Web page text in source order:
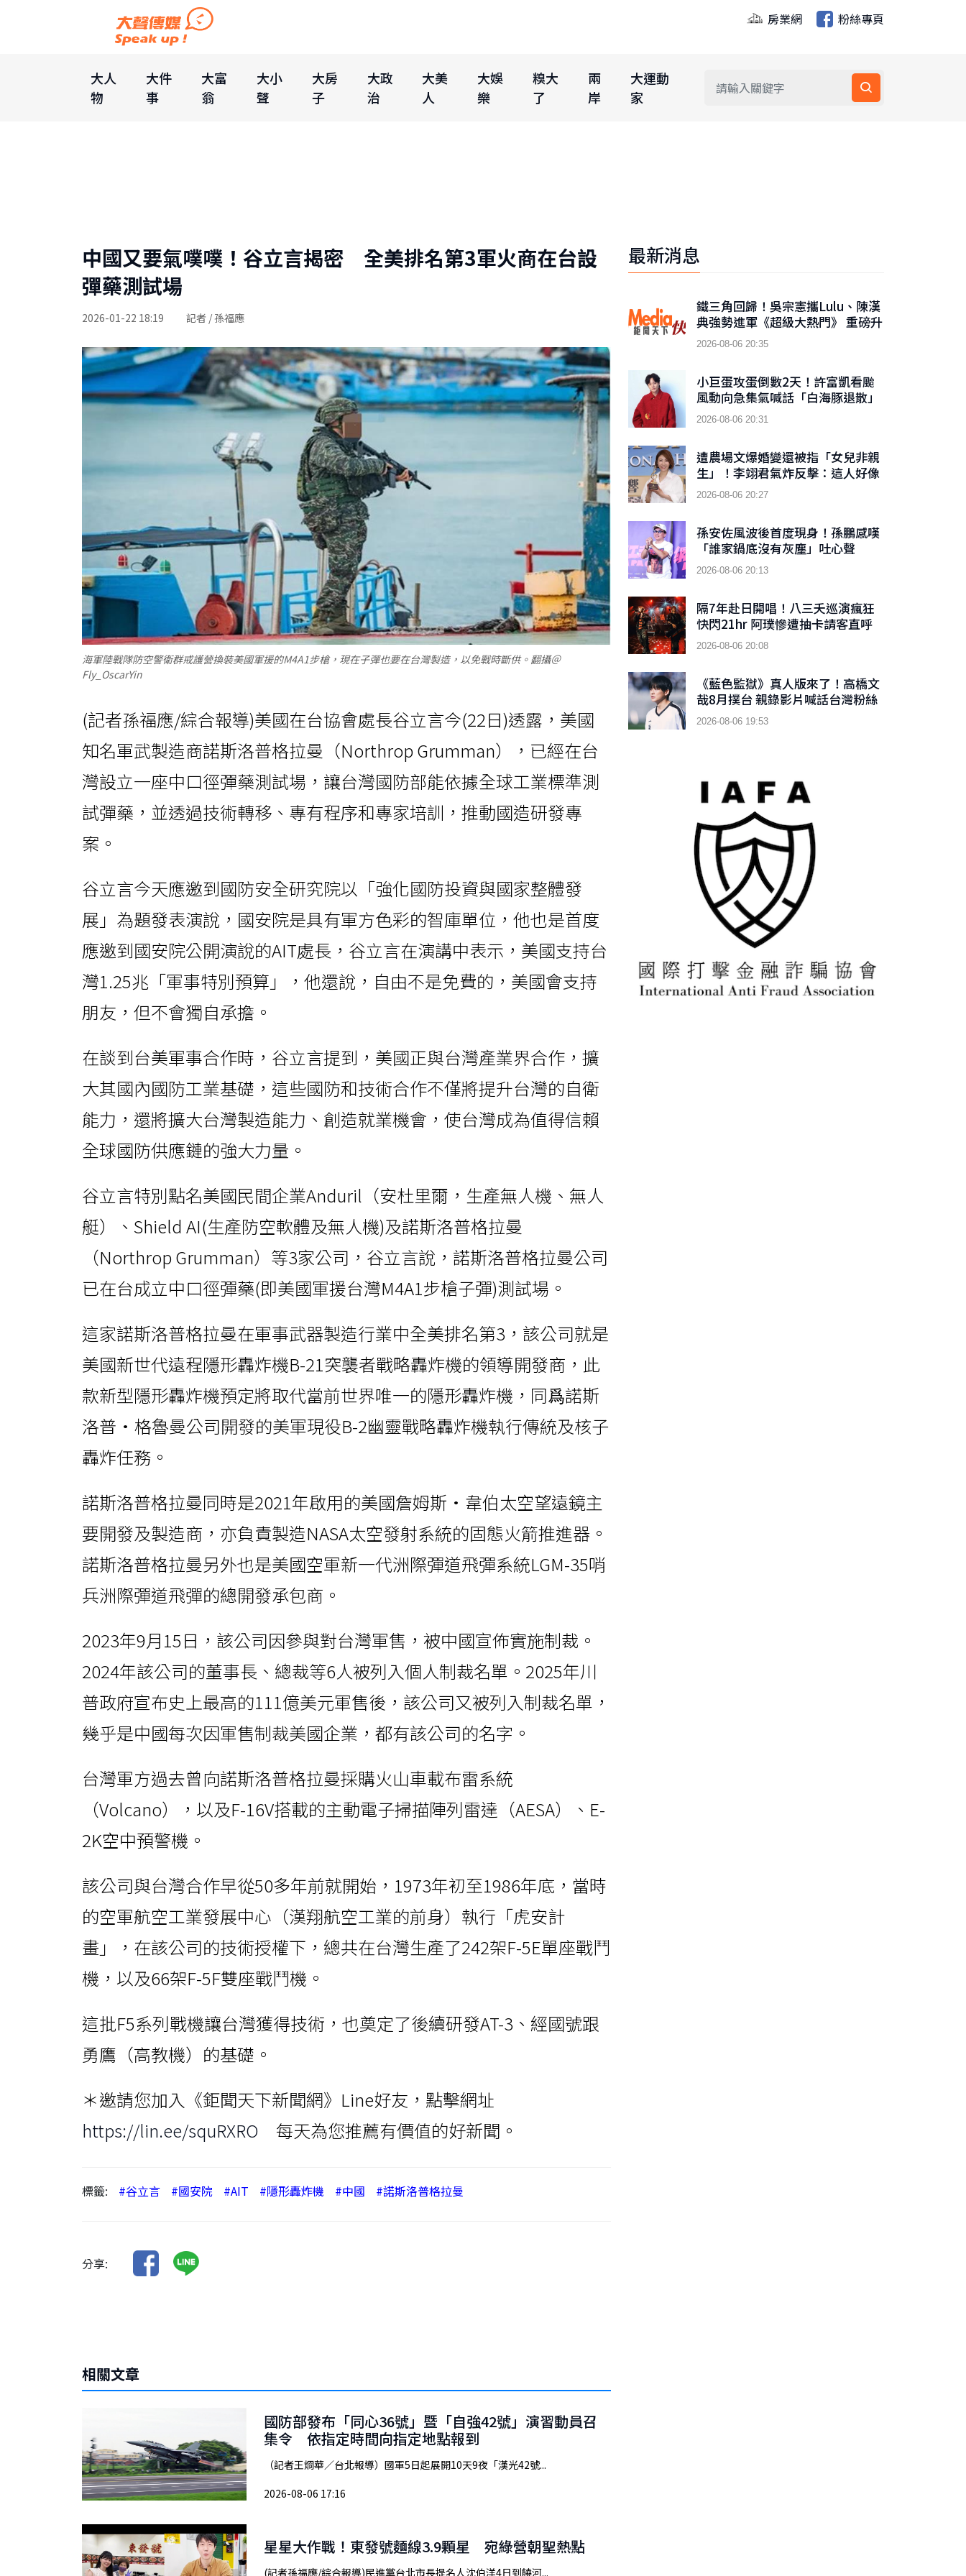
房業網 粉絲專頁
大人
物
大件
事
大富
翁
大小
聲
大房
子
大政
治
大美
人
大娛
樂
糗大
了
兩
岸
大運動
家
中國又要氣噗噗！谷立言揭密 全美排名第3軍火商在台設
彈藥測試場
2026-01-22 18:19 記者 / 孫福應
海軍陸戰隊防空警衛群戒護營換裝美國軍援的M4A1步槍，現在子彈也要在台灣製造，以免戰時斷供。翻攝＠
Fly_OscarYin
(記者孫福應/綜合報導)美國在台協會處長谷立言今(22日)透露，美國
知名軍武製造商諾斯洛普格拉曼（Northrop Grumman），已經在台
灣設立一座中口徑彈藥測試場，讓台灣國防部能依據全球工業標準測
試彈藥，並透過技術轉移、專有程序和專家培訓，推動國造研發專
案。
谷立言今天應邀到國防安全研究院以「強化國防投資與國家整體發
展」為題發表演說，國安院是具有軍方色彩的智庫單位，他也是首度
應邀到國安院公開演說的AIT處長，谷立言在演講中表示，美國支持台
灣1.25兆「軍事特別預算」，他還說，自由不是免費的，美國會支持
朋友，但不會獨自承擔。
在談到台美軍事合作時，谷立言提到，美國正與台灣產業界合作，擴
大其國內國防工業基礎，這些國防和技術合作不僅將提升台灣的自衛
能力，還將擴大台灣製造能力、創造就業機會，使台灣成為值得信賴
全球國防供應鏈的強大力量。
谷立言特別點名美國民間企業Anduril（安杜里爾，生產無人機、無人
艇）、Shield AI(生產防空軟體及無人機)及諾斯洛普格拉曼
（Northrop Grumman）等3家公司，谷立言說，諾斯洛普格拉曼公司
已在台成立中口徑彈藥(即美國軍援台灣M4A1步槍子彈)測試場。
這家諾斯洛普格拉曼在軍事武器製造行業中全美排名第3，該公司就是
美國新世代遠程隱形轟炸機B-21突襲者戰略轟炸機的領導開發商，此
款新型隱形轟炸機預定將取代當前世界唯一的隱形轟炸機，同爲諾斯
洛普·格魯曼公司開發的美軍現役B-2幽靈戰略轟炸機執行傳統及核子
轟炸任務。
諾斯洛普格拉曼同時是2021年啟用的美國詹姆斯·韋伯太空望遠鏡主
要開發及製造商，亦負責製造NASA太空發射系統的固態火箭推進器。
諾斯洛普格拉曼另外也是美國空軍新一代洲際彈道飛彈系統LGM-35哨
兵洲際彈道飛彈的總開發承包商。
2023年9月15日，該公司因參與對台灣軍售，被中國宣佈實施制裁。
2024年該公司的董事長、總裁等6人被列入個人制裁名單。2025年川
普政府宣布史上最高的111億美元軍售後，該公司又被列入制裁名單，
幾乎是中國每次因軍售制裁美國企業，都有該公司的名字。
台灣軍方過去曾向諾斯洛普格拉曼採購火山車載布雷系統
（Volcano），以及F-16V搭載的主動電子掃描陣列雷達（AESA）、E-
2K空中預警機。
該公司與台灣合作早從50多年前就開始，1973年初至1986年底，當時
的空軍航空工業發展中心（漢翔航空工業的前身）執行「虎安計
畫」，在該公司的技術授權下，總共在台灣生產了242架F-5E單座戰鬥
機，以及66架F-5F雙座戰鬥機。
這批F5系列戰機讓台灣獲得技術，也奠定了後續研發AT-3、經國號跟
勇鷹（高教機）的基礎。
＊邀請您加入《鉅聞天下新聞網》Line好友，點擊網址
https://lin.ee/squRXRO 每天為您推薦有價值的好新聞。
標籤: #谷立言 #國安院 #AIT #隱形轟炸機 #中國 #諾斯洛普格拉曼
分享:
相關文章
國防部發布「同心36號」暨「自強42號」演習動員召
集令 依指定時間向指定地點報到
（記者王烱華／台北報導）國軍5日起展開10天9夜「漢光42號...
2026-08-06 17:16
星星大作戰！東發號麵線3.9顆星 宛綠營朝聖熱點
(記者孫福應/綜合報導)民進黨台北市長提名人沈伯洋4日到饒河...
最新消息
鐵三角回歸！吳宗憲攜Lulu、陳漢
典強勢進軍《超級大熱門》 重磅升
級「巨星秀」
2026-08-06 20:35
小巨蛋攻蛋倒數2天！許富凱看颱
風動向急集氣喊話「白海豚退散」
2026-08-06 20:31
遭農場文爆婚變還被指「女兒非親
生」！李翊君氣炸反擊：這人好像
睡在我床底下
2026-08-06 20:27
孫安佐風波後首度現身！孫鵬感嘆
「誰家鍋底沒有灰塵」吐心聲
2026-08-06 20:13
隔7年赴日開唱！八三夭巡演瘋狂
快閃21hr 阿璞慘遭抽卡請客直呼
「鐵人大考驗」
2026-08-06 20:08
《藍色監獄》真人版來了！高橋文
哉8月撲台 親錄影片喊話台灣粉絲
2026-08-06 19:53